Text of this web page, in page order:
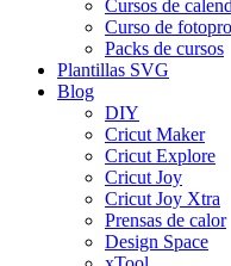
Cursos de
Curso de
Packs de cursos
Plantillas SVG
Blog
DIY
Cricut Maker
Cricut Explore
Cricut Joy
Cricut Joy Xtra
Prensas de calor
Design Space